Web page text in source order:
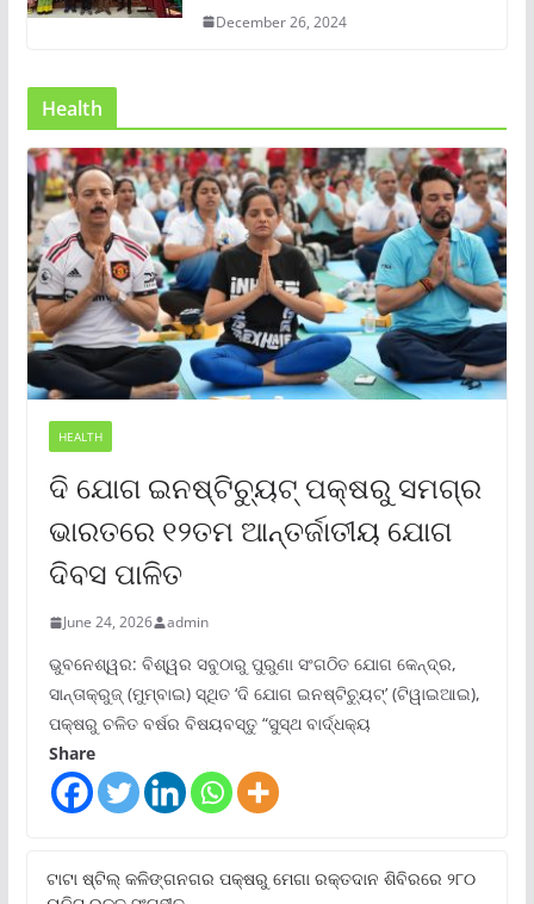
December 26, 2024
Health
HEALTH
ଦି ଯୋଗ ଇନଷ୍ଟିଚ୍ୟୁଟ୍ ପକ୍ଷରୁ ସମଗ୍ର
ଭାରତରେ ୧୨ତମ ଆନ୍ତର୍ଜାତୀୟ ଯୋଗ
ଦିବସ ପାଳିତ
June 24, 2026 admin
ଭୁବନେଶ୍ୱର: ବିଶ୍ୱର ସବୁଠାରୁ ପୁରୁଣା ସଂଗଠିତ ଯୋଗ କେନ୍ଦ୍ର,
ସାନ୍ତାକ୍ରୁଜ୍ (ମୁମ୍ବାଇ) ସ୍ଥିତ ‘ଦି ଯୋଗ ଇନଷ୍ଟିଚ୍ୟୁଟ୍‌’ (ଟିୱାଇଆଇ),
ପକ୍ଷରୁ ଚଳିତ ବର୍ଷର ବିଷୟବସ୍ତୁ “ସୁସ୍ଥ ବାର୍ଦ୍ଧକ୍ୟ
Share
ଟାଟା ଷ୍ଟିଲ୍‌ କଳିଙ୍ଗନଗର ପକ୍ଷରୁ ମେଗା ରକ୍ତଦାନ ଶିବିରରେ ୨୮୦